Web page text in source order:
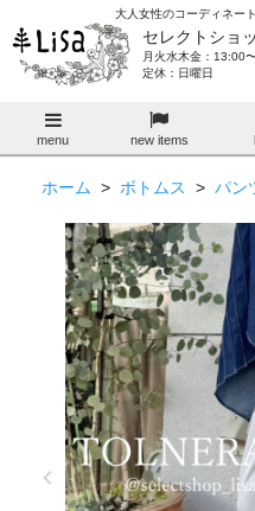
大人女性のコーディネー
セレクトショ
月火水木金：
定休：日曜日
menu new items
ホーム > ボトムス > パン